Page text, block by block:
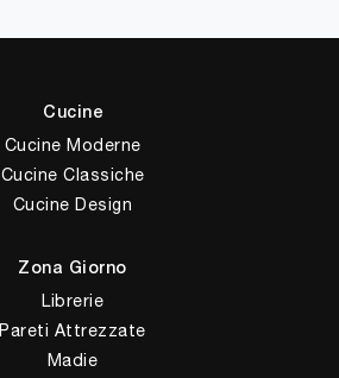
Cucine
Cucine Moderne
Cucine Classiche
Cucine Design
Zona Giorno
Librerie
Pareti Attrezzate
Madie